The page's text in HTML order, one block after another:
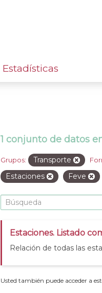
Estadísticas
1 conjunto de datos
Grupos: Transporte
Estaciones
Feve
Estaciones. Listado
Relación de todas las
Usted también puede acceder a